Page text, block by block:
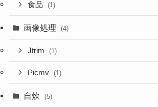
食品 (1)
画像処理 (4)
Jtrim (1)
Picmv (1)
自炊 (5)